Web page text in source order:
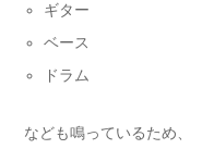
ギター
ベース
ドラム
なども鳴っているため、